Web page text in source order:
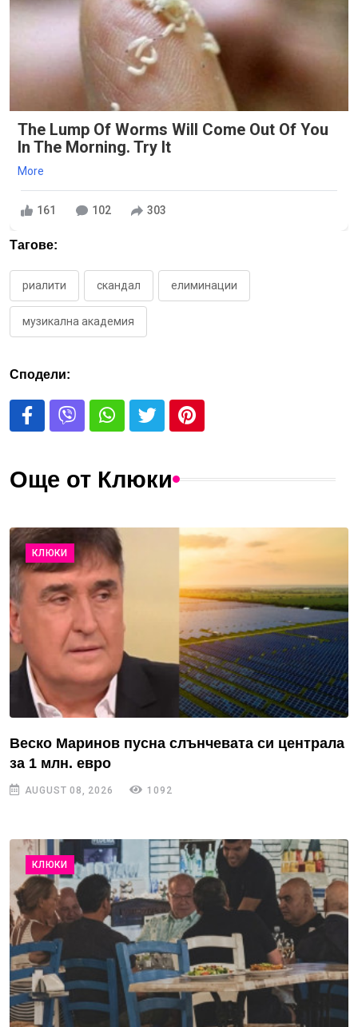
The Lump Of Worms Will Come Out Of You
In The Morning. Try It
More
161 102 303
Тагове:
риалити скандал елиминации
музикална академия
Сподели:
Още от Клюки
КЛЮКИ
Веско Маринов пусна слънчевата си централа
за 1 млн. евро
AUGUST 08, 2026 1092
КЛЮКИ